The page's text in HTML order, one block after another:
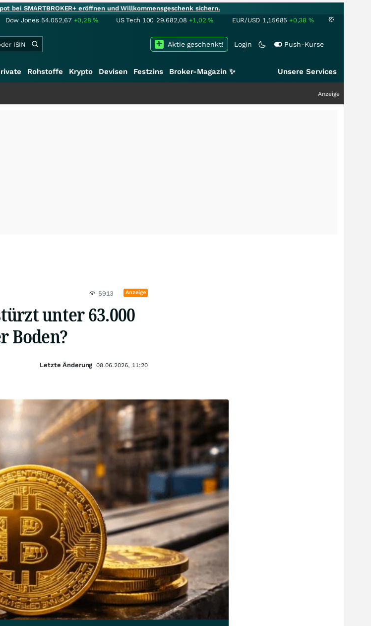
bei SMARTBROKER+ eröffnen und Willkommensgeschenk sichern.
Dow Jones 54.052,67 +0,28% US Tech 100 29.682,08 +1,02% EUR/USD 1,15685 +0,38 %
Login Push-Kurse
Aktie geschenkt!
Rohstoffe Krypto Devisen Festzins Broker-Magazin ✨ Unsere Services
Anzeige
5913 Anzeige
unter 63.000
Boden?
Letzte Änderung 08.06.2026, 11:20